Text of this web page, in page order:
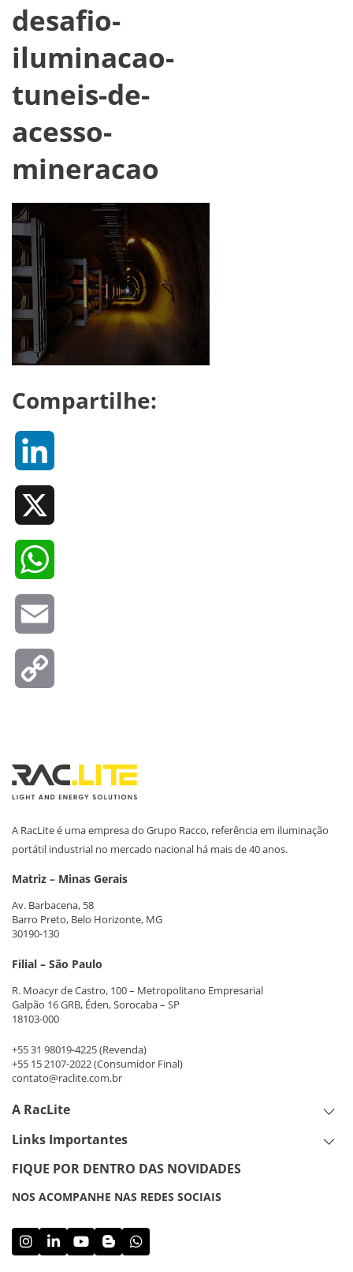
desafio-
iluminacao-
tuneis-de-
acesso-
mineracao
Compartilhe:
A RacLite é uma empresa do Grupo Racco, referência em iluminação
portátil industrial no mercado nacional há mais de 40 anos.
Matriz – Minas Gerais
Av. Barbacena, 58
Barro Preto, Belo Horizonte, MG
30190-130
Filial – São Paulo
R. Moacyr de Castro, 100 – Metropolitano Empresarial
Galpão 16 GRB, Éden, Sorocaba – SP
18103-000
+55 31 98019-4225(Revenda)
+55 15 2107-2022(Consumidor Final)
contato@raclite.com.br
A RacLite
Links Importantes
FIQUE POR DENTRO DAS NOVIDADES
NOS ACOMPANHE NAS REDES SOCIAIS